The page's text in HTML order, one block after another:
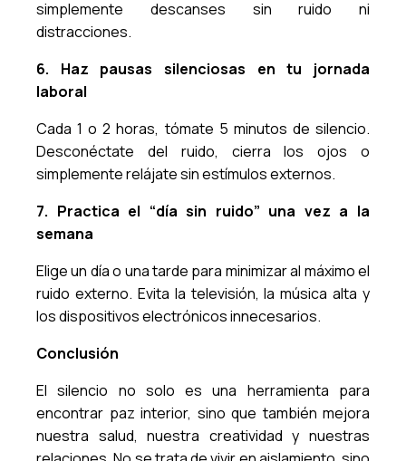
simplemente descanses sin ruido ni
distracciones.
6. Haz pausas silenciosas en tu jornada
laboral
Cada 1 o 2 horas, tómate 5 minutos de silencio.
Desconéctate del ruido, cierra los ojos o
simplemente relájate sin estímulos externos.
7. Practica el “día sin ruido” una vez a la
semana
Elige un día o una tarde para minimizar al máximo el
ruido externo. Evita la televisión, la música alta y
los dispositivos electrónicos innecesarios.
Conclusión
El silencio no solo es una herramienta para
encontrar paz interior, sino que también mejora
nuestra salud, nuestra creatividad y nuestras